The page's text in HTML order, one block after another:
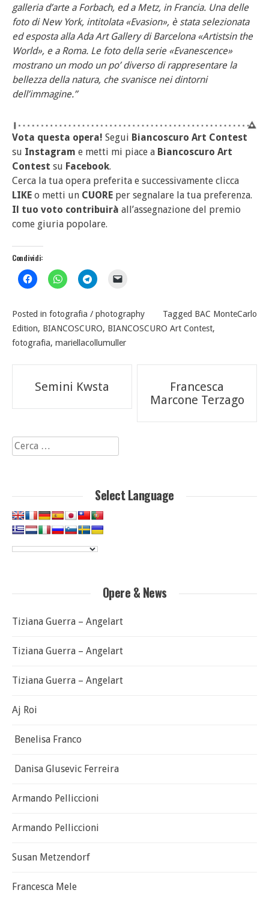
galleria d’arte a Forbach, ed a Metz, in Francia. Una delle
foto di New York, intitolata «Evasion», è stata selezionata
ed esposta alla Ada Art Gallery di Barcelona «Artistsin the
World», e a Roma. Le foto della serie «Evanescence»
mostrano un modo un po’ diverso di rappresentare la
bellezza della natura, che svanisce nei dintorni
dell’immagine.”
Vota questa opera! Segui Biancoscuro Art Contest
su Instagram e metti mi piace a Biancoscuro Art
Contest su Facebook.
Cerca la tua opera preferita e successivamente clicca
LIKE o metti un CUORE per segnalare la tua preferenza.
Il tuo voto contribuirà all’assegnazione del premio
come giuria popolare.
Condividi:
Posted in fotografia / photography Tagged BAC MonteCarlo
Edition, BIANCOSCURO, BIANCOSCURO Art Contest,
fotografia, mariellacollumuller
Navigazione
articoli
Semini Kwsta
Francesca
Marcone Terzago
Ricerca
per:
Select Language
Opere & News
Tiziana Guerra – Angelart
Tiziana Guerra – Angelart
Tiziana Guerra – Angelart
Aj Roi
Benelisa Franco
Danisa Glusevic Ferreira
Armando Pelliccioni
Armando Pelliccioni
Susan Metzendorf
Francesca Mele